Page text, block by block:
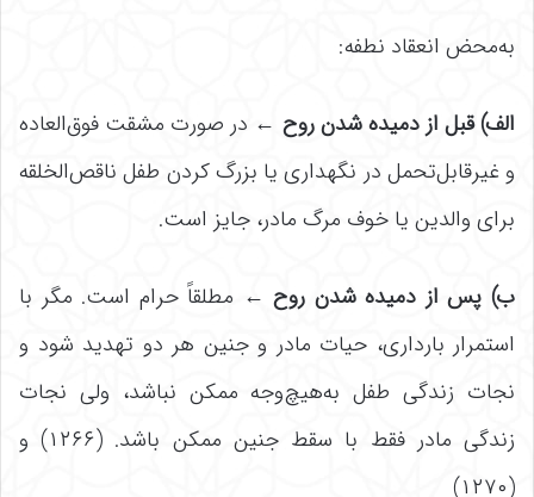
به‌محض انعقاد نطفه:
الف) قبل از دمیده شدن روح ← در صورت مشقت فوق‌‌العاده
و غیرقابل‌تحمل در نگهداری یا بزرگ کردن طفل ناقص‌الخلقه
برای والدین یا خوف مرگ مادر، جایز است.
ب) پس از دمیده شدن روح← مطلقاً حرام است. مگر با
استمرار بارداری، حیات مادر و جنین هر دو تهدید شود و
نجات زندگی طفل به‌هیچ‌وجه ممکن نباشد، ولی نجات
زندگی مادر فقط با سقط جنین ممکن باشد. (۱۲۶۶) و
(۱۲۷۰)